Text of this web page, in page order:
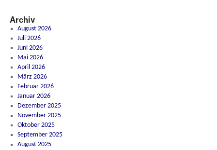
Archiv
August 2026
Juli 2026
Juni 2026
Mai 2026
April 2026
März 2026
Februar 2026
Januar 2026
Dezember 2025
November 2025
Oktober 2025
September 2025
August 2025